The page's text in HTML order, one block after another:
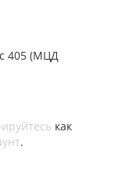
405 (МЦД
как
.